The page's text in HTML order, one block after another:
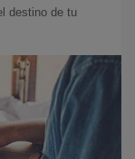
destino de tu